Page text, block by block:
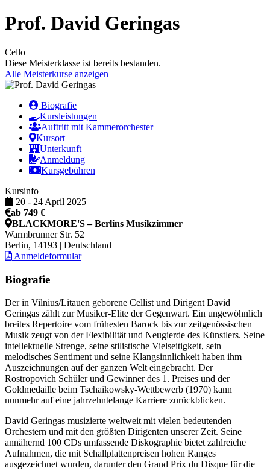
Prof. David Geringas
Cello
Diese Meisterklasse ist bereits bestanden.
Alle Meisterkurse anzeigen
Biografie
Kursleistungen
Auftritt mit Kammerorchester
Kursort
Unterkunft
Anmeldung
Kursgebühren
Kursinfo
20 - 24 April 2025
ab 749 €
BLACKMORE'S – Berlins Musikzimmer
Warmbrunner Str. 52
Berlin, 14193 | Deutschland
Anmeldeformular
Biografie
Der in Vilnius/Litauen geborene Cellist und Dirigent David
Geringas zählt zur Musiker-Elite der Gegenwart. Ein ungewöhnlich
breites Repertoire vom frühesten Barock bis zur zeitgenössischen
Musik zeugt von der Flexibilität und Neugierde des Künstlers. Seine
intellektuelle Strenge, seine stilistische Vielseitigkeit, sein
melodisches Sentiment und seine Klangsinnlichkeit haben ihm
Auszeichnungen auf der ganzen Welt eingebracht. Der
Rostropovich Schüler und Gewinner des 1. Preises und der
Goldmedaille beim Tschaikowsky-Wettbewerb (1970) kann
nunmehr auf eine jahrzehntelange Karriere zurückblicken.
David Geringas musizierte weltweit mit vielen bedeutenden
Orchestern und mit den größten Dirigenten unserer Zeit. Seine
annähernd 100 CDs umfassende Diskographie bietet zahlreiche
Aufnahmen, die mit Schallplattenpreisen hohen Ranges
ausgezeichnet wurden, darunter den Grand Prix du Disque für die